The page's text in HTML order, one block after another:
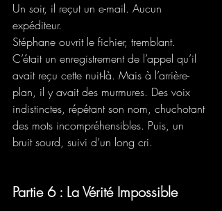
Un soir, il reçut un e-mail. Aucun
expéditeur.
Stéphane ouvrit le fichier, tremblant.
C’était un enregistrement de l’appel qu’il
avait reçu cette nuit-là. Mais à l’arrière-
plan, il y avait des murmures. Des voix
indistinctes, répétant son nom, chuchotant
des mots incompréhensibles. Puis, un
bruit sourd, suivi d’un long cri.
Partie 6 : La Vérité Impossible